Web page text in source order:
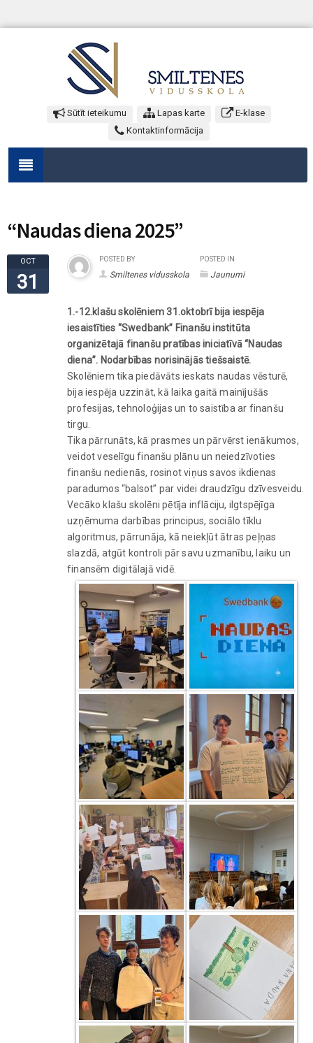
Sūtīt ieteikumu Lapas karte
E-klase
Kontaktinformācija
“Naudas diena 2025”
OCT
31
POSTED BY
Smiltenes vidusskola
POSTED IN
Jaunumi
1.-12.klašu skolēniem 31.oktobrī bija iespēja
iesaistīties “Swedbank” Finanšu institūta
organizētajā finanšu pratības iniciatīvā “Naudas
diena”. Nodarbības norisinājās tiešsaistē.
Skolēniem tika piedāvāts ieskats naudas vēsturē,
bija iespēja uzzināt, kā laika gaitā mainījušās
profesijas, tehnoloģijas un to saistība ar finanšu
tirgu.
Tika pārrunāts, kā prasmes un pārvērst ienākumos,
veidot veselīgu finanšu plānu un neiedzīvoties
finanšu nedienās, rosinot viņus savos ikdienas
paradumos “balsot” par videi draudzīgu dzīvesveidu.
Vecāko klašu skolēni pētīja inflāciju, ilgtspējīga
uzņēmuma darbības principus, sociālo tīklu
algoritmus, pārrunāja, kā neiekļūt ātras peļņas
slazdā, atgūt kontroli pār savu uzmanību, laiku un
finansēm digitālajā vidē.